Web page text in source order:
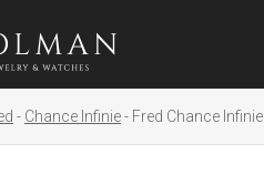
Chance Infinie Fred Chance Infinie